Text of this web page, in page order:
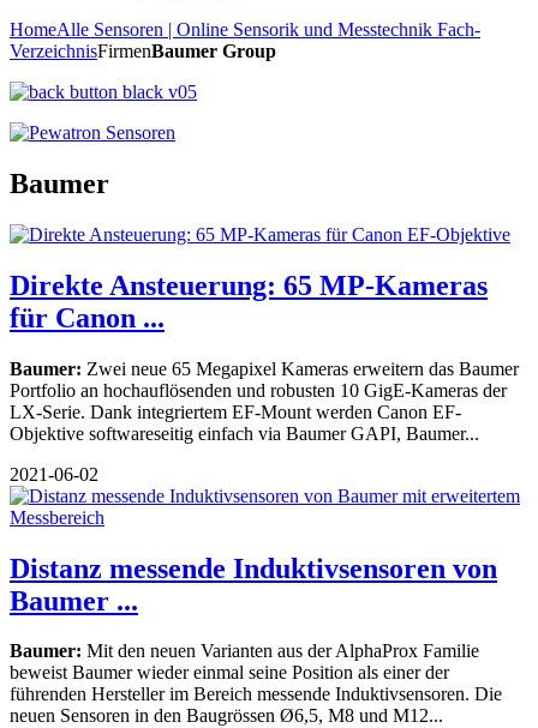
HomeAlle Sensoren | Online Sensorik und Messtechnik Fach-
VerzeichnisFirmenBaumer Group
Baumer
Direkte Ansteuerung: 65 MP-Kameras
für Canon ...
Baumer: Zwei neue 65 Megapixel Kameras erweitern das Baumer
Portfolio an hochauflösenden und robusten 10 GigE-Kameras der
LX-Serie. Dank integriertem EF-Mount werden Canon EF-
Objektive softwareseitig einfach via Baumer GAPI, Baumer...
2021-06-02
Distanz messende Induktivsensoren von
Baumer ...
Baumer: Mit den neuen Varianten aus der AlphaProx Familie
beweist Baumer wieder einmal seine Position als einer der
führenden Hersteller im Bereich messende Induktivsensoren. Die
neuen Sensoren in den Baugrössen Ø6,5, M8 und M12...